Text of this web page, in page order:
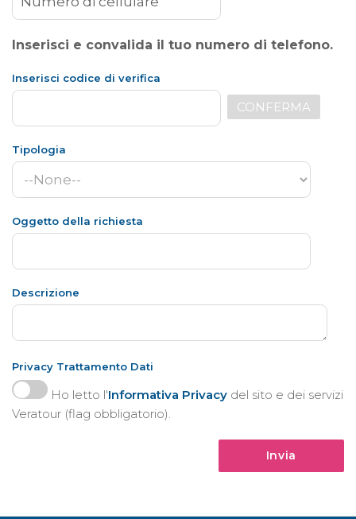
Inserisci e convalida il tuo numero di telefono.
Inserisci codice di verifica
CONFERMA
Tipologia
Oggetto della richiesta
Descrizione
Privacy Trattamento Dati
Ho letto l'Informativa Privacy del sito e dei servizi
Veratour (flag obbligatorio).
Invia